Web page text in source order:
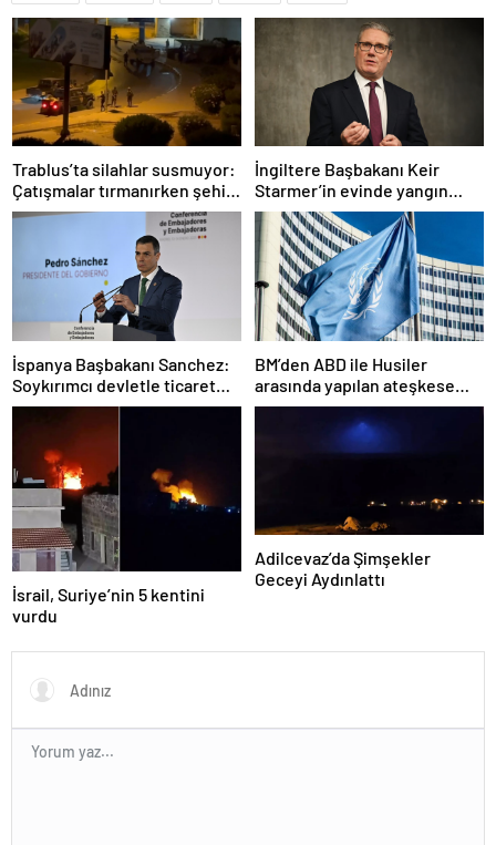
Trablus’ta silahlar susmuyor:
Çatışmalar tırmanırken şehir
alarmda
İngiltere Başbakanı Keir
Starmer’in evinde yangın
çıktı
İspanya Başbakanı Sanchez:
Soykırımcı devletle ticaret
yapmayız
BM’den ABD ile Husiler
arasında yapılan ateşkese
ilişkin değerlendirme
İsrail, Suriye’nin 5 kentini
vurdu
Adilcevaz’da Şimşekler
Geceyi Aydınlattı